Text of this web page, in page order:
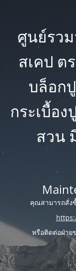
ศูนย์รว
สเคป ต
บล็อก
กระเบื้อ
สวน
คุณสามารถสั่ง
หรือติดต่อฝ่าย